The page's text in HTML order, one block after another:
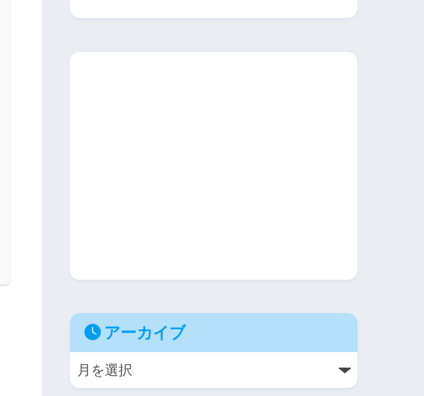
アーカイブ